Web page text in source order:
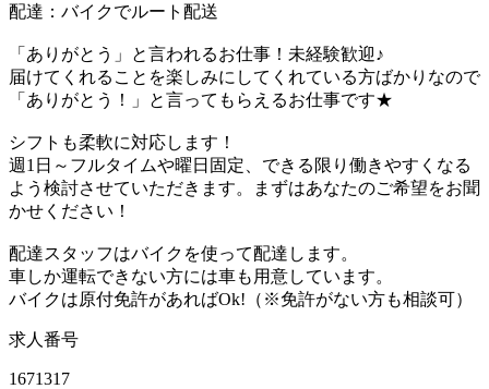
配達：バイクでルート配送
「ありがとう」と言われるお仕事！未経験歓迎♪
届けてくれることを楽しみにしてくれている方ばかりなので
「ありがとう！」と言ってもらえるお仕事です★
シフトも柔軟に対応します！
週1日～フルタイムや曜日固定、できる限り働きやすくなる
よう検討させていただきます。まずはあなたのご希望をお聞
かせください！
配達スタッフはバイクを使って配達します。
車しか運転できない方には車も用意しています。
バイクは原付免許があればOk!（※免許がない方も相談可）
求人番号
1671317